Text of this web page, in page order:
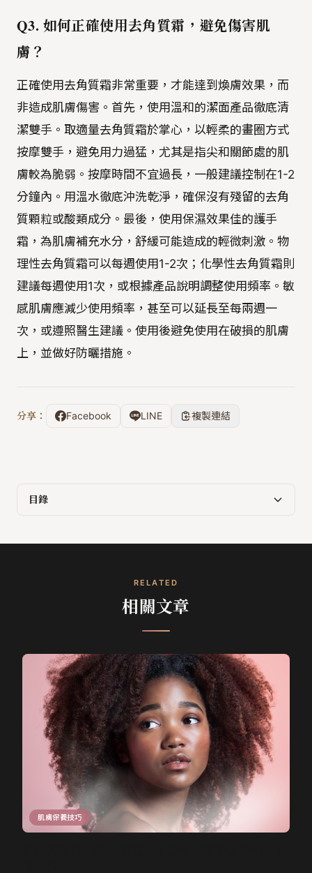
Q3. 如何正確使用去角質霜，避免傷害肌
膚？
正確使用去角質霜非常重要，才能達到煥膚效果，而
非造成肌膚傷害。首先，使用溫和的潔面產品徹底清
潔雙手。取適量去角質霜於掌心，以輕柔的畫圈方式
按摩雙手，避免用力過猛，尤其是指尖和關節處的肌
膚較為脆弱。按摩時間不宜過長，一般建議控制在1-2
分鐘內。用溫水徹底沖洗乾淨，確保沒有殘留的去角
質顆粒或酸類成分。最後，使用保濕效果佳的護手
霜，為肌膚補充水分，舒緩可能造成的輕微刺激。物
理性去角質霜可以每週使用1-2次；化學性去角質霜則
建議每週使用1次，或根據產品說明調整使用頻率。敏
感肌膚應減少使用頻率，甚至可以延長至每兩週一
次，或遵照醫生建議。使用後避免使用在破損的肌膚
上，並做好防曬措施。
分享： Facebook LINE 複製連結
目錄
RELATED
相關文章
肌膚保養技巧